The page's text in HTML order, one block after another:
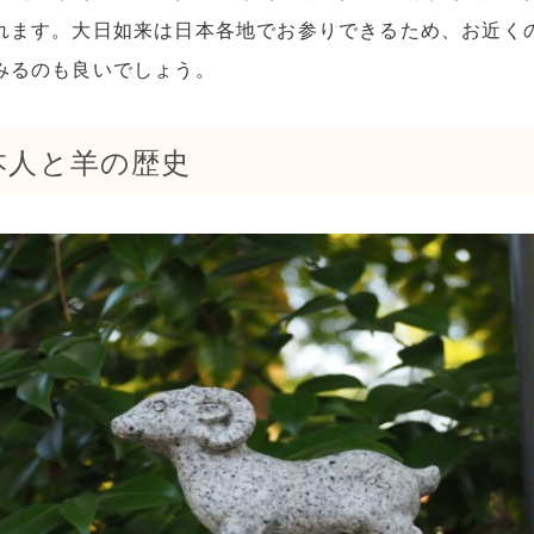
ます。大日如来は日本各地でお参りできるため、お近く
るのも良いでしょう。
人と羊の歴史